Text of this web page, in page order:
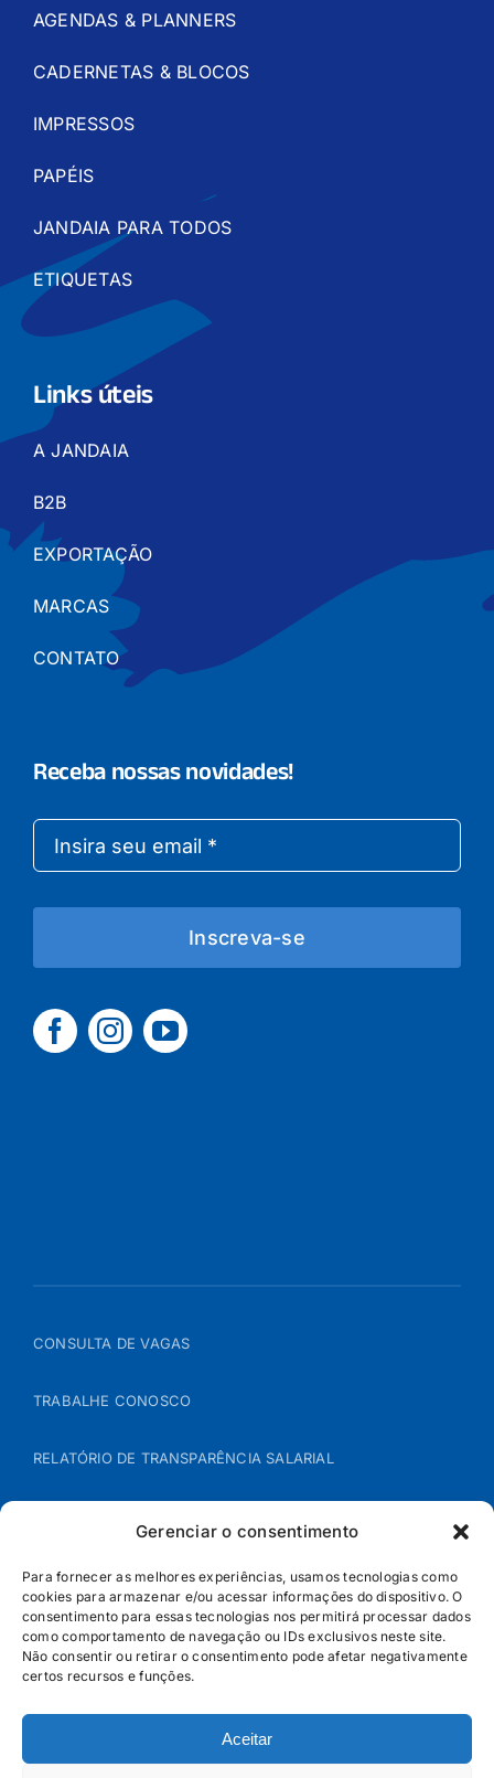
Gerenciar o consentimento
Para fornecer as melhores experiências, usamos tecnologias como
cookies para armazenar e/ou acessar informações do dispositivo. O
consentimento para essas tecnologias nos permitirá processar dados
como comportamento de navegação ou IDs exclusivos neste site.
Não consentir ou retirar o consentimento pode afetar negativamente
certos recursos e funções.
Aceitar
AGENDAS & PLANNERS
CADERNETAS & BLOCOS
IMPRESSOS
PAPÉIS
JANDAIA PARA TODOS
ETIQUETAS
Links úteis
A JANDAIA
B2B
EXPORTAÇÃO
MARCAS
CONTATO
Receba nossas novidades!
Inscreva-se
CONSULTA DE VAGAS
TRABALHE CONOSCO
RELATÓRIO DE TRANSPARÊNCIA SALARIAL
POLÍTICA DE COOKIES
POLÍTICA DE PRIVACIDADE